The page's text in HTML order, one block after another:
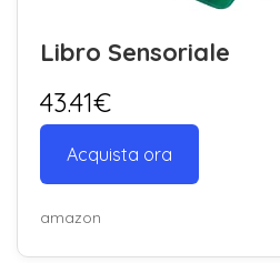
Libro Sensoriale
43.41€
Acquista ora
amazon